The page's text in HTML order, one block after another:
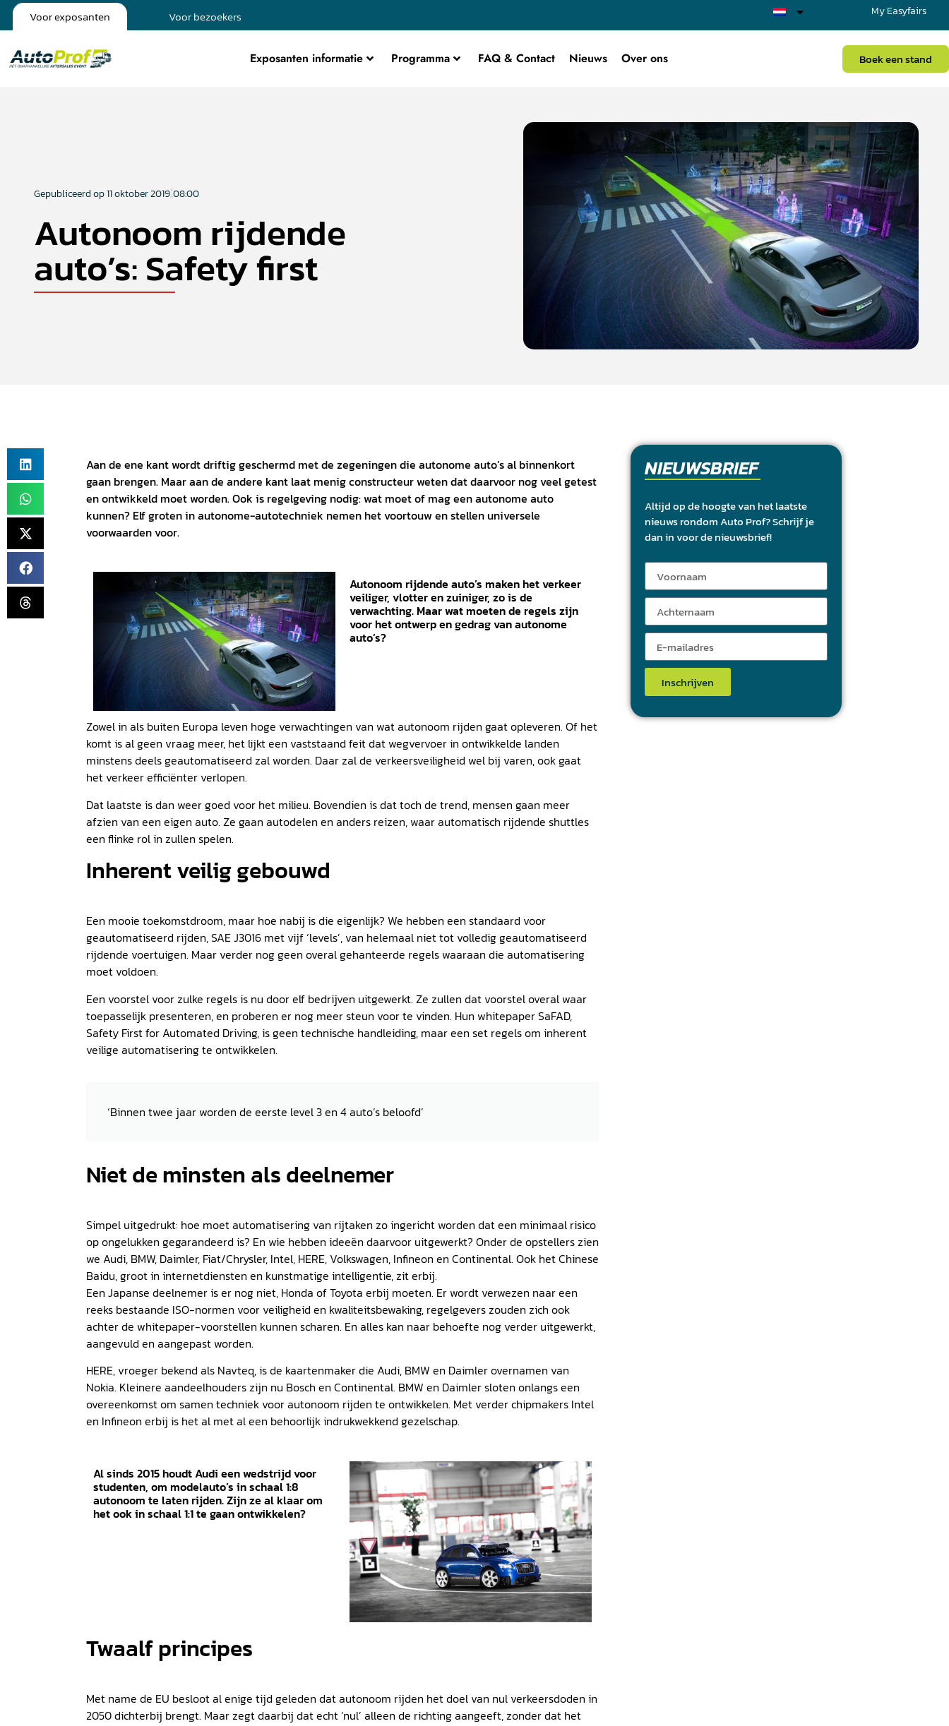
Voor exposanten Voor bezoekers My Easyfairs
Exposanten informatie Programma FAQ & Contact Nieuws Over ons Boek een stand
Gepubliceerd op11 oktober 201908:00
Autonoom rijdende
auto’s: Safety first
NIEUWSBRIEF
Altijd op de hoogte van het laatste
nieuws rondom Auto Prof? Schrijf je
dan in voor de nieuwsbrief!
Inschrijven
Aan de ene kant wordt driftig geschermd met de zegeningen die autonome auto’s al binnenkort
gaan brengen. Maar aan de andere kant laat menig constructeur weten dat daarvoor nog veel getest
en ontwikkeld moet worden. Ook is regelgeving nodig: wat moet of mag een autonome auto
kunnen? Elf groten in autonome-autotechniek nemen het voortouw en stellen universele
voorwaarden voor.
Autonoom rijdende auto’s maken het verkeer
veiliger, vlotter en zuiniger, zo is de
verwachting. Maar wat moeten de regels zijn
voor het ontwerp en gedrag van autonome
auto’s?
Zowel in als buiten Europa leven hoge verwachtingen van wat autonoom rijden gaat opleveren. Of het
komt is al geen vraag meer, het lijkt een vaststaand feit dat wegvervoer in ontwikkelde landen
minstens deels geautomatiseerd zal worden. Daar zal de verkeersveiligheid wel bij varen, ook gaat
het verkeer efficiënter verlopen.
Dat laatste is dan weer goed voor het milieu. Bovendien is dat toch de trend, mensen gaan meer
afzien van een eigen auto. Ze gaan autodelen en anders reizen, waar automatisch rijdende shuttles
een flinke rol in zullen spelen.
Inherent veilig gebouwd
Een mooie toekomstdroom, maar hoe nabij is die eigenlijk? We hebben een standaard voor
geautomatiseerd rijden, SAE J3016 met vijf ‘levels’, van helemaal niet tot volledig geautomatiseerd
rijdende voertuigen. Maar verder nog geen overal gehanteerde regels waaraan die automatisering
moet voldoen.
Een voorstel voor zulke regels is nu door elf bedrijven uitgewerkt. Ze zullen dat voorstel overal waar
toepasselijk presenteren, en proberen er nog meer steun voor te vinden. Hun whitepaper SaFAD,
Safety First for Automated Driving, is geen technische handleiding, maar een set regels om inherent
veilige automatisering te ontwikkelen.
‘Binnen twee jaar worden de eerste level 3 en 4 auto’s beloofd’
Niet de minsten als deelnemer
Simpel uitgedrukt: hoe moet automatisering van rijtaken zo ingericht worden dat een minimaal risico
op ongelukken gegarandeerd is? En wie hebben ideeën daarvoor uitgewerkt? Onder de opstellers zien
we Audi, BMW, Daimler, Fiat/Chrysler, Intel, HERE, Volkswagen, Infineon en Continental. Ook het Chinese
Baidu, groot in internetdiensten en kunstmatige intelligentie, zit erbij.
Een Japanse deelnemer is er nog niet, Honda of Toyota erbij moeten. Er wordt verwezen naar een
reeks bestaande ISO-normen voor veiligheid en kwaliteitsbewaking, regelgevers zouden zich ook
achter de whitepaper-voorstellen kunnen scharen. En alles kan naar behoefte nog verder uitgewerkt,
aangevuld en aangepast worden.
HERE, vroeger bekend als Navteq, is de kaartenmaker die Audi, BMW en Daimler overnamen van
Nokia. Kleinere aandeelhouders zijn nu Bosch en Continental. BMW en Daimler sloten onlangs een
overeenkomst om samen techniek voor autonoom rijden te ontwikkelen. Met verder chipmakers Intel
en Infineon erbij is het al met al een behoorlijk indrukwekkend gezelschap.
Al sinds 2015 houdt Audi een wedstrijd voor
studenten, om modelauto’s in schaal 1:8
autonoom te laten rijden. Zijn ze al klaar om
het ook in schaal 1:1 te gaan ontwikkelen?
Twaalf principes
Met name de EU besloot al enige tijd geleden dat autonoom rijden het doel van nul verkeersdoden in
2050 dichterbij brengt. Maar zegt daarbij dat echt ‘nul’ alleen de richting aangeeft, zonder dat het